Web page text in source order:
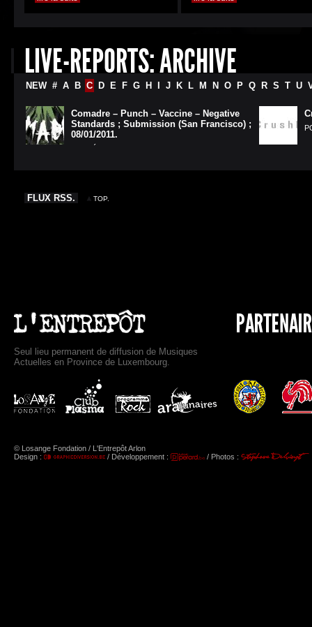
LIVE-REPORTS: ARCHIVE
NEW # A B C D E F G H J K L M N O P Q R S T U
Comadre – Punch – Vaccine – Negative
Standards ; Submission (San Francisco) ;
08/01/2011.
FLUX RSS. TOP.
Seul lieu permanent de diffusion de Musiques
Actuelles en Province de Luxembourg.
© Losange Fondation / L'Entrepôt Arlon
Design :
/ Développement : / Photos :